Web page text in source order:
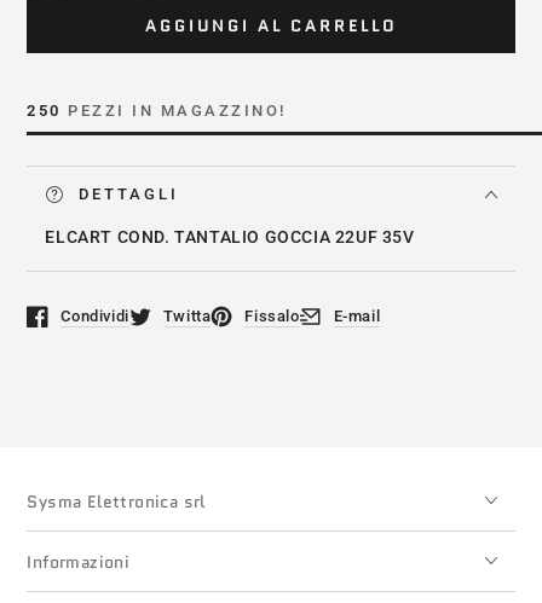
00
quantità
00
AGGIUNGI AL CARRELLO
250 PEZZI IN MAGAZZINO!
DETTAGLI
ELCART COND. TANTALIO GOCCIA 22UF 35V
Condividi
Si apre in una nuova finestra.
Twitta
Si apre in una nuova finestra.
Fissalo
Si apre in una nuova finestra.
E-mail
Si apre in una nuova
Sysma Elettronica srl
Informazioni